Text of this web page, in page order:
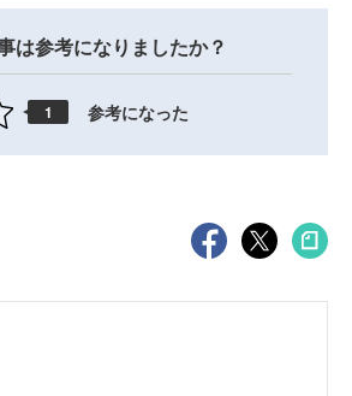
は参考になりましたか？
1 参考になった